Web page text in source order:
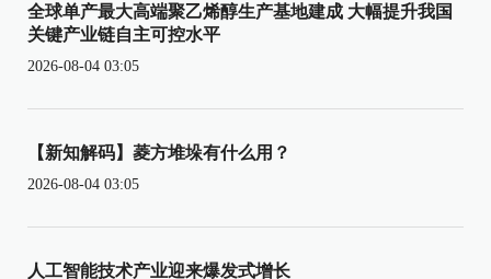
全球单产最大高端聚乙烯醇生产基地建成 大幅提升我国
关键产业链自主可控水平
2026-08-04 03:05
【新知解码】菱方堆垛有什么用？
2026-08-04 03:05
人工智能技术产业迎来爆发式增长